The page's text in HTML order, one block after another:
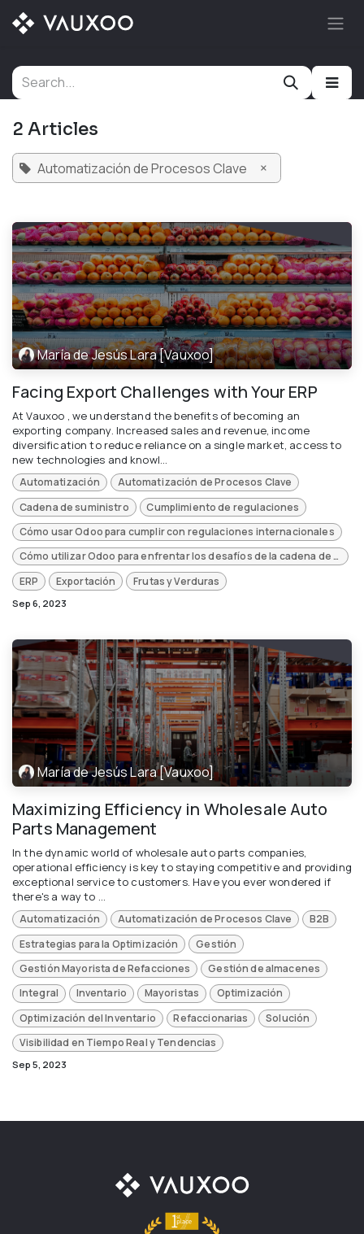
Skip to Content
2 Articles
Automatización de Procesos Clave ×
María de Jesús Lara [Vauxoo]
Facing Export Challenges with Your ERP
At Vauxoo , we understand the benefits of becoming an
exporting company. Increased sales and revenue, income
diversification to reduce reliance on a single market, access to
new technologies and knowl...
Automatización
Automatización de Procesos Clave
Cadena de suministro
Cumplimiento de regulaciones
Cómo usar Odoo para cumplir con regulaciones internacionales
Cómo utilizar Odoo para enfrentar los desafíos de la cadena de suministro global
ERP
Exportación Frutas y Verduras
Sep 6, 2023
María de Jesús Lara [Vauxoo]
Maximizing Efficiency in Wholesale Auto
Parts Management
In the dynamic world of wholesale auto parts companies,
operational efficiency is key to staying competitive and providing
exceptional service to customers. Have you ever wondered if
there's a way to ...
Automatización Automatización de Procesos Clave
B2B
Estrategias para la Optimización
Gestión
Gestión Mayorista de Refacciones
Gestión de almacenes
Integral
Inventario Mayoristas
Optimización
Optimización del Inventario
Refaccionarias
Solución
Visibilidad en Tiempo Real y Tendencias
Sep 5, 2023